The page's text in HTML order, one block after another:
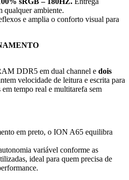
qualquer ambiente.
e amplia o conforto visual para
DDR5 em dual channel e dois
velocidade de leitura e escrita para
tempo real e multitarefa sem
em preto, o ION A65 equilibra
variável conforme as
ideal para quem precisa de